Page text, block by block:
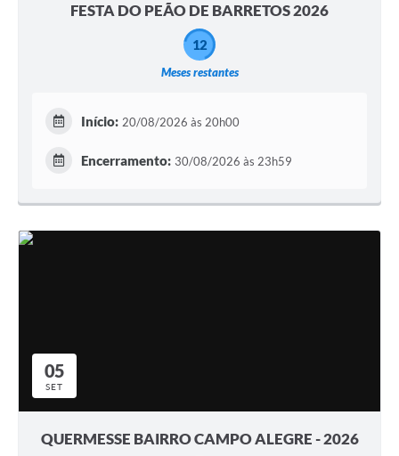
FESTA DO PEÃO DE BARRETOS 2026
Meses restantes
12
Início: 20/08/2026 às 20h00
Encerramento: 30/08/2026 às 23h59
05
SET
QUERMESSE BAIRRO CAMPO ALEGRE - 2026